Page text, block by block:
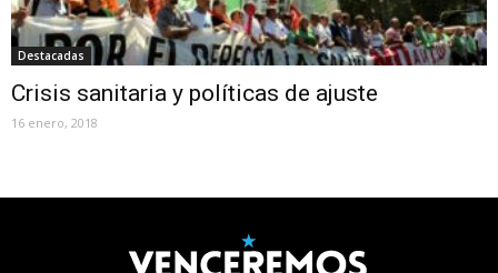
Destacadas
Crisis sanitaria y políticas de ajuste
16 enero, 2018